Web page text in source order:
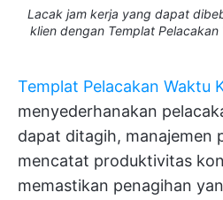
Lacak jam kerja yang dapat
klien dengan Templat Pelacakan
Templat Pelacakan Waktu
menyederhanakan
dapat ditagih, manajemen
mencatat produktivitas
memastikan penagihan